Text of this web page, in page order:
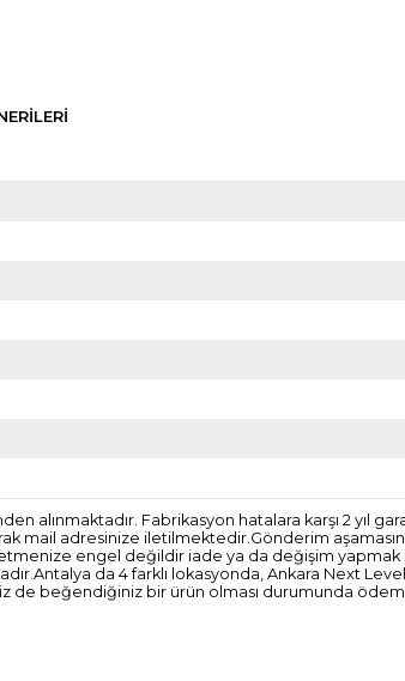
alınmaktadır. Fabrikasyon hatalara karşı 2 yıl
mail adresinize iletilmektedir.Gönderim
engel değildir iade ya da değişim yapmak
da 4 farklı lokasyonda, Ankara Next
de beğendiğiniz bir ürün olması durumunda